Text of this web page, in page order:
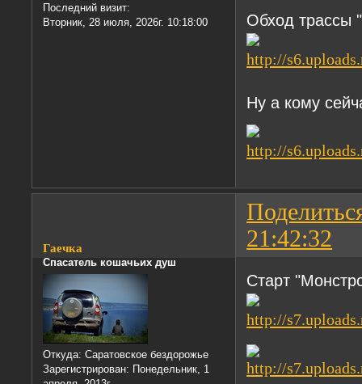
Последний визит:
Вторник, 28 июля, 2026г. 10:18:00
Обход трассы
Ну а кому
21:42:32
Гаечка
Спасатель кошачьих душ
Откуда: Саратовское бездорожье
Зарегистрирован: Понедельник, 1
Старт